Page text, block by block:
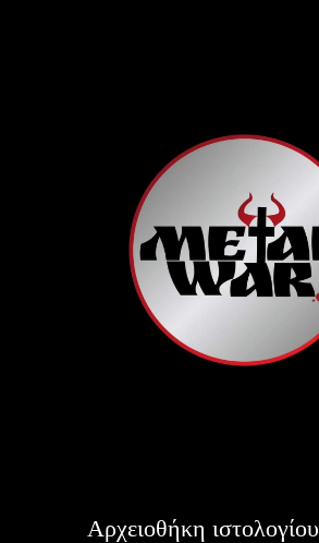
Αρχειοθήκη ιστολογίου